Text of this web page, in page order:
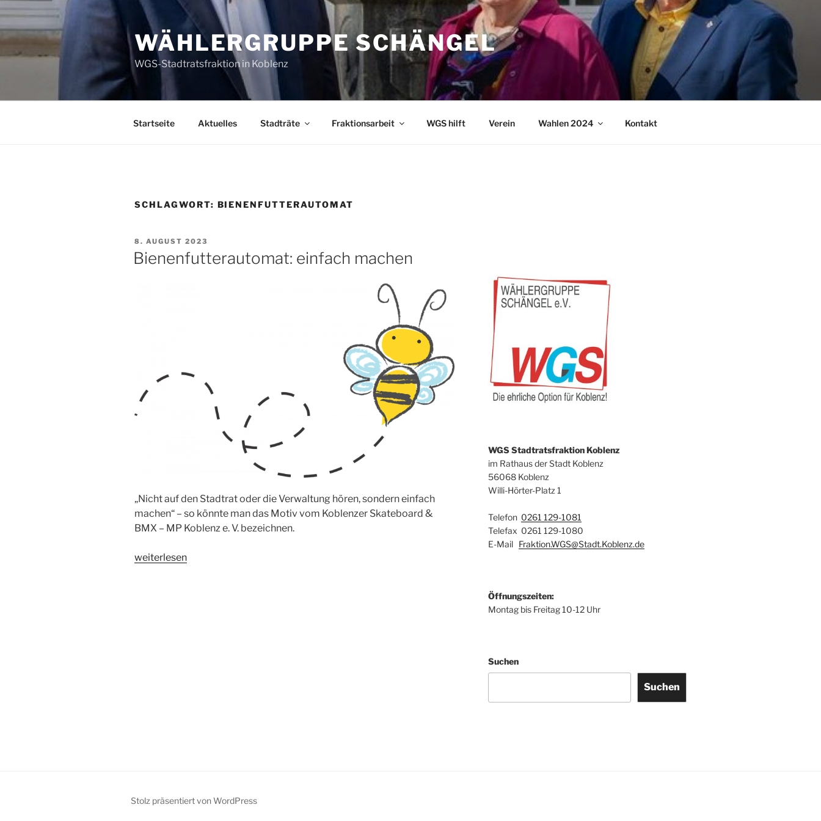
Zum
Inhalt
springen
WÄHLERGRUPPE SCHÄNGEL
WGS-Stadtratsfraktion in Koblenz
Startseite Aktuelles Stadträte Fraktionsarbeit WGS hilft Verein Wahlen 2024 Kontakt
SCHLAGWORT: BIENENFUTTERAUTOMAT
VERÖFFENTLICHT
AM
8. AUGUST 2023
Bienenfutterautomat: einfach machen
„Nicht auf den Stadtrat oder die Verwaltung hören, sondern einfach
machen“ – so könnte man das Motiv vom Koblenzer Skateboard &
BMX – MP Koblenz e. V. bezeichnen.
„Bienenfutterautomat:
weiterlesen
WGS Stadtratsfraktion Koblenz
im Rathaus der Stadt Koblenz
56068 Koblenz
Willi-Hörter-Platz 1
Telefon 0261 129-1081
Telefax 0261 129-1080
E-Mail Fraktion.WGS@Stadt.Koblenz.de
Öffnungszeiten:
Montag bis Freitag 10-12 Uhr
Suchen
Suchen
Stolz präsentiert von WordPress